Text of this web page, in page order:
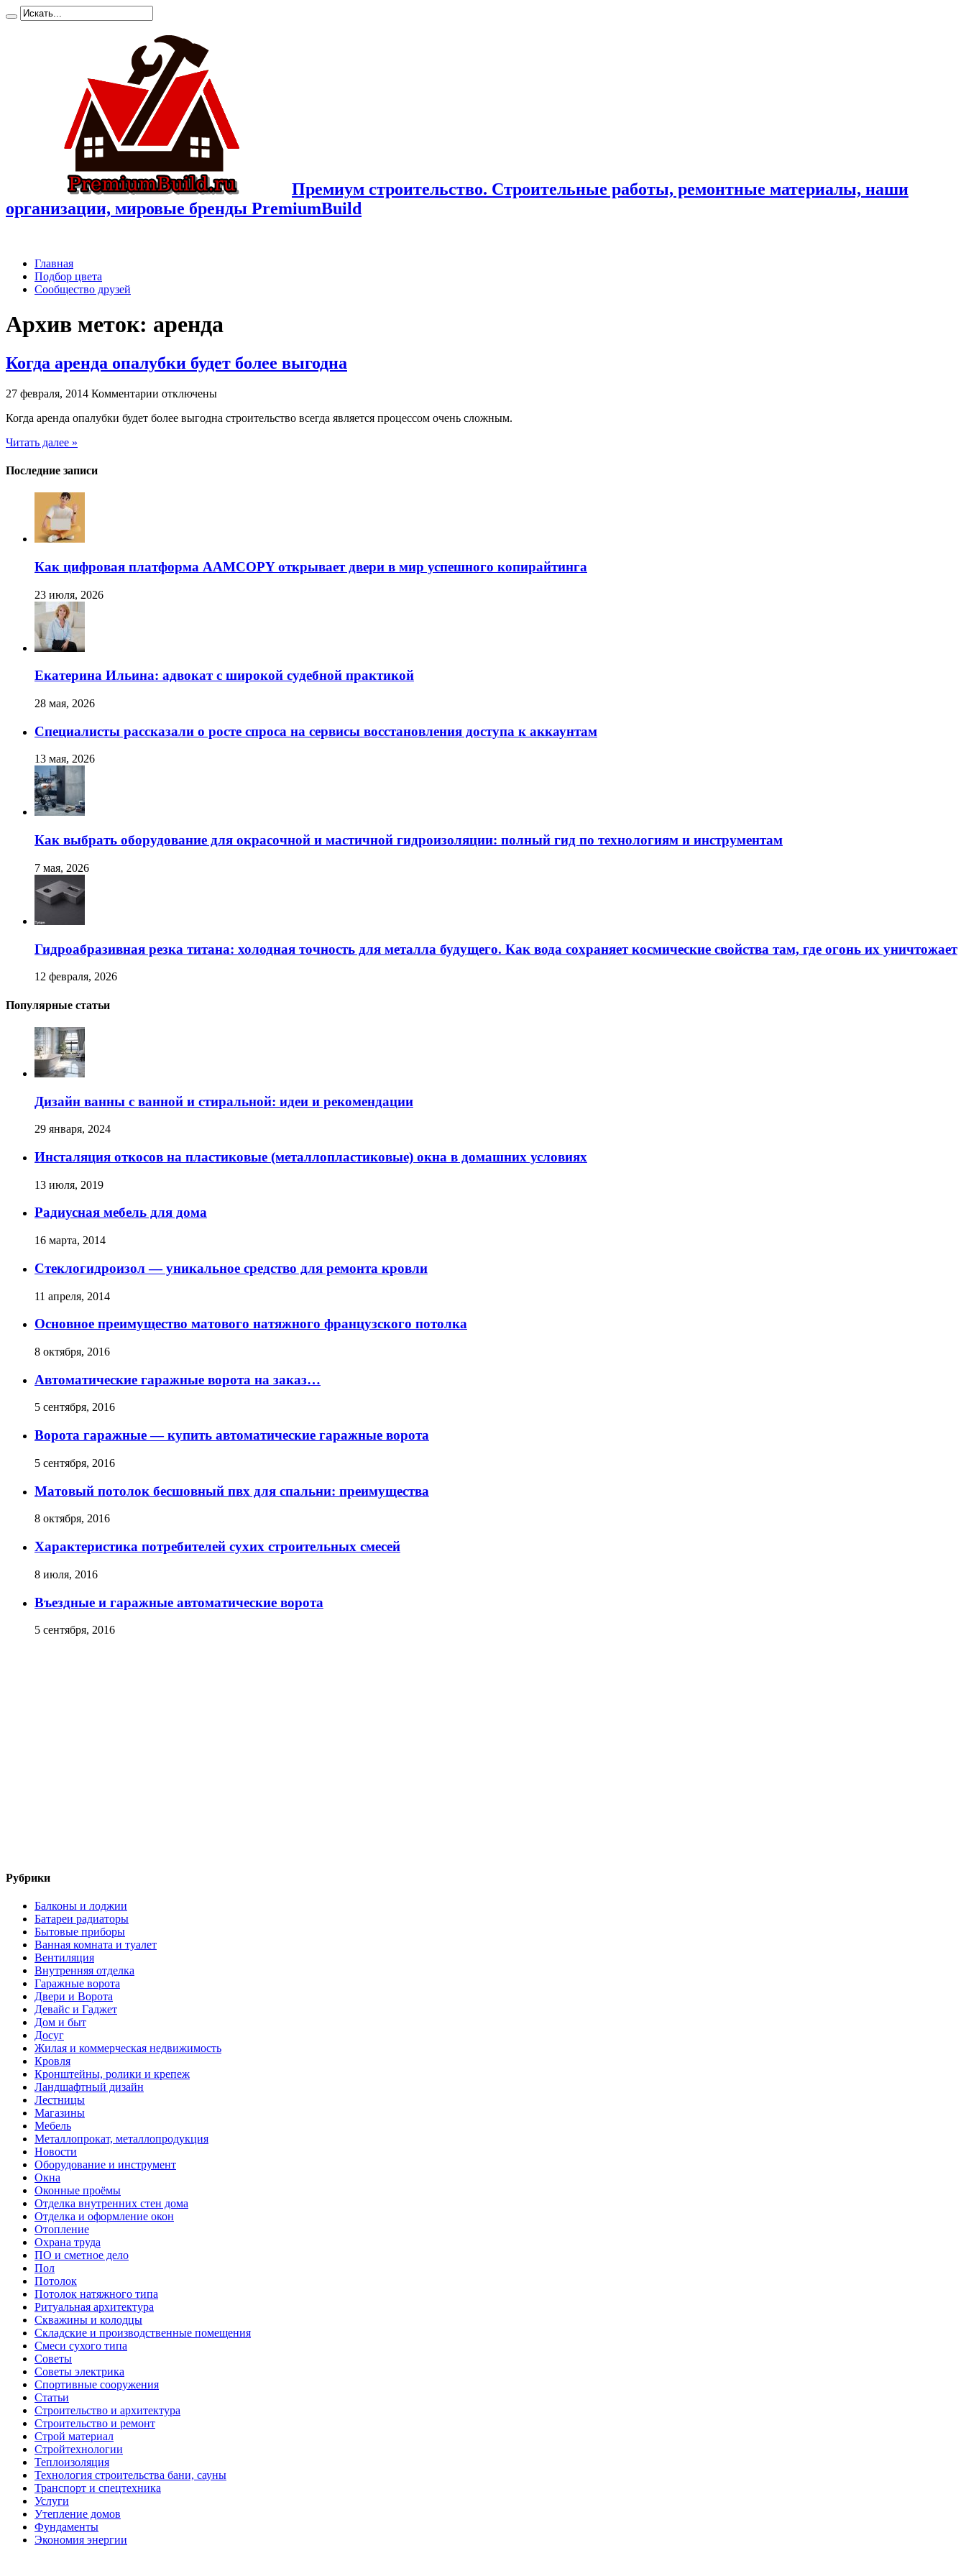
Премиум cтроительство. Cтроительные работы, ремонтные материалы, наши
организации, мировые бренды PremiumBuild
Главная
Подбор цвета
Сообщество друзей
Архив меток: аренда
Когда аренда опалубки будет более выгодна
27 февраля, 2014 Комментарии к
Когда
отключены
Когда аренда опалубки будет более выгодна строительство всегда является процессом очень сложным.
Читать далее »
Последние записи
Как цифровая платформа AAMCOPY открывает двери в мир успешного копирайтинга
23 июля, 2026
Екатерина Ильина: адвокат с широкой судебной практикой
28 мая, 2026
Специалисты рассказали о росте спроса на сервисы восстановления доступа к аккаунтам
13 мая, 2026
Как выбрать оборудование для окрасочной и мастичной гидроизоляции: полный гид по технологиям и инструментам
7 мая, 2026
Гидроабразивная резка титана: холодная точность для металла будущего. Как вода сохраняет космические свойства там, где огонь их уничтожает
12 февраля, 2026
Популярные статьи
Дизайн ванны с ванной и стиральной: идеи и рекомендации
29 января, 2024
Инсталяция откосов на пластиковые (металлопластиковые) окна в домашних условиях
13 июля, 2019
Радиусная мебель для дома
16 марта, 2014
Стеклогидроизол — уникальное средство для ремонта кровли
11 апреля, 2014
Основное преимущество матового натяжного французского потолка
8 октября, 2016
Автоматические гаражные ворота на заказ…
5 сентября, 2016
Ворота гаражные — купить автоматические гаражные ворота
5 сентября, 2016
Матовый потолок бесшовный пвх для спальни: преимущества
8 октября, 2016
Характеристика потребителей сухих строительных смесей
8 июля, 2016
Въездные и гаражные автоматические ворота
5 сентября, 2016
Рубрики
Балконы и лоджии
Батареи радиаторы‎
Бытовые приборы
Ванная комната и туалет
Вентиляция
Внутренняя отделка
Гаражные ворота
Двери и Ворота
Девайс и Гаджет
Дом и быт
Досуг
Жилая и коммерческая недвижимость
Кровля
Кронштейны, ролики и крепеж
Ландшафтный дизайн
Лестницы
Магазины
Мебель
Металлопрокат, металлопродукция
Новости
Оборудование и инструмент
Окна
Оконные проёмы
Отделка внутренних стен дома
Отделка и оформление окон
Отопление
Охрана труда
ПО и сметное дело
Пол
Потолок
Потолок натяжного типа
Ритуальная архитектура
Скважины и колодцы
Складские и производственные помещения
Смеси сухого типа
Советы
Советы электрика
Спортивные сооружения
Статьи
Строительство и архитектура
Строительство и ремонт
Строй материал
Стройтехнологии
Теплоизоляция
Технология строительства бани, сауны
Транспорт и спецтехника
Услуги
Утепление домов
Фундаменты
Экономия энергии